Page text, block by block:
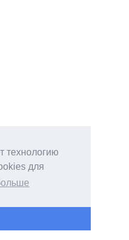
технологию
для